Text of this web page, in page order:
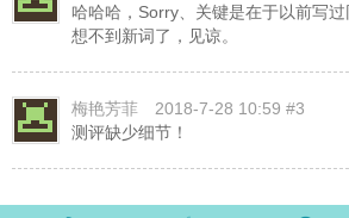
哈哈哈，Sorry、关键是在于以前写过
想不到新词了，见谅。
梅艳芳菲
2018-7-28 10:59 #3
测评缺少细节！